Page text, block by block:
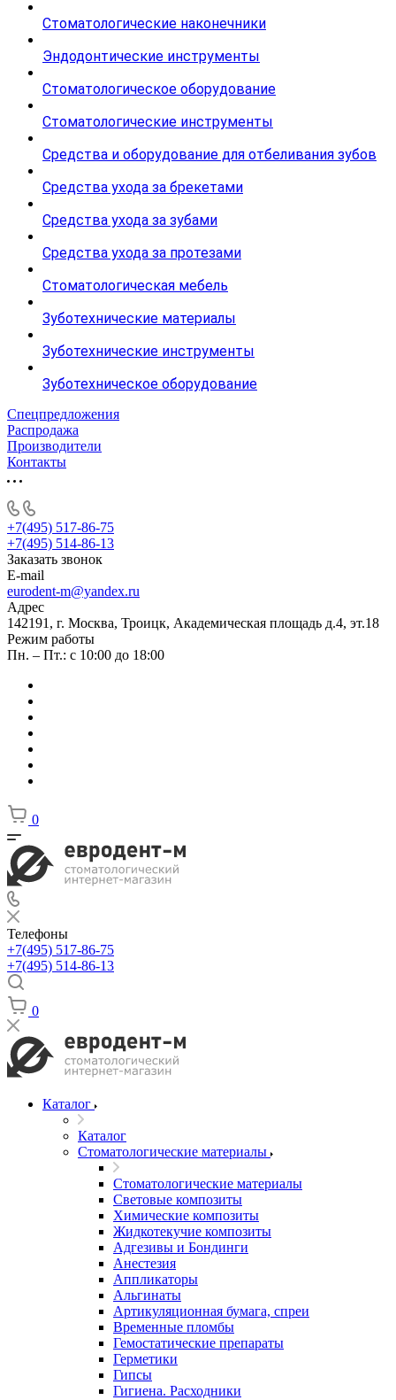
Стоматологические наконечники
Эндодонтические инструменты
Стоматологическое оборудование
Стоматологические инструменты
Средства и оборудование для отбеливания зубов
Средства ухода за брекетами
Средства ухода за зубами
Средства ухода за протезами
Стоматологическая мебель
Зуботехнические материалы
Зуботехнические инструменты
Зуботехническое оборудование
Спецпредложения
Распродажа
Производители
Контакты
+7(495) 517-86-75
+7(495) 514-86-13
Заказать звонок
E-mail
eurodent-m@yandex.ru
Адрес
142191, г. Москва, Троицк, Академическая площадь д.4, эт.18
Режим работы
Пн. – Пт.: с 10:00 до 18:00
0
Телефоны
+7(495) 517-86-75
+7(495) 514-86-13
0
Каталог
Каталог
Стоматологические материалы
Стоматологические материалы
Световые композиты
Химические композиты
Жидкотекучие композиты
Адгезивы и Бондинги
Анестезия
Аппликаторы
Альгинаты
Артикуляционная бумага, спреи
Временные пломбы
Гемостатические препараты
Герметики
Гипсы
Гигиена. Расходники